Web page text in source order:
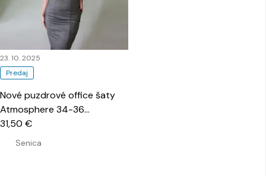
Predaj
23. 10. 2025
Nové puzdrové office šaty
Atmosphere 34-36…
Senica
31,50 €